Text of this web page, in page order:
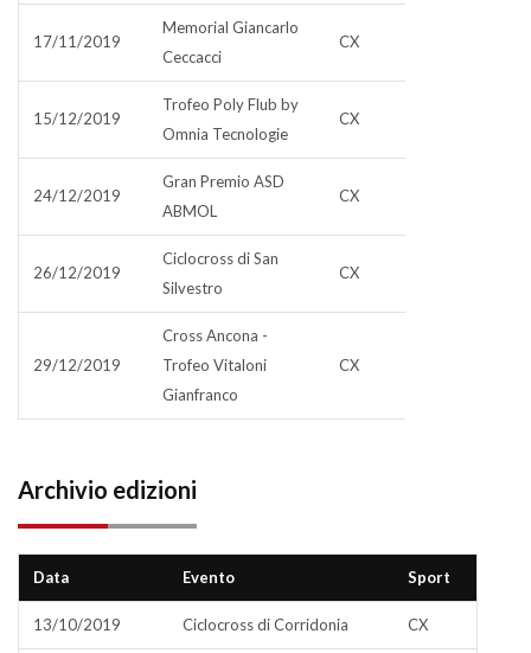
17/11/2019
Memorial Giancarlo
Ceccacci
CX
15/12/2019
Trofeo Poly Flub by
Omnia Tecnologie
CX
24/12/2019
Gran Premio ASD
ABMOL
CX
26/12/2019
Ciclocross di San
Silvestro
CX
29/12/2019
Cross Ancona -
Trofeo Vitaloni
Gianfranco
CX
Archivio edizioni
Data Evento Sport
13/10/2019 Ciclocross di Corridonia CX